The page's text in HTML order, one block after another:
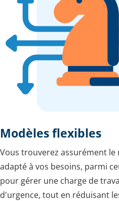
Modèles flexibles
Vous trouverez assurément
adapté à vos besoins, parmi
pour gérer une charge de
d'urgence, tout en réduisant